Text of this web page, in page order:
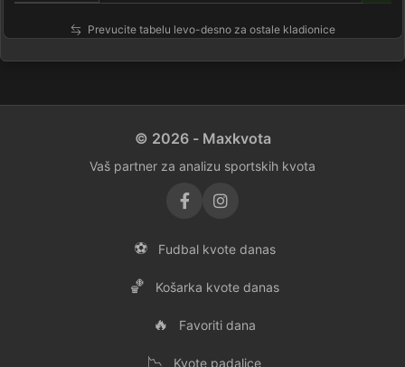
Prevucite tabelu levo-desno za ostale kladionice
© 2026 - Maxkvota
Vaš partner za analizu sportskih kvota
⚽ Fudbal kvote danas
🏀 Košarka kvote danas
🔥 Favoriti dana
📉 Kvote padalice